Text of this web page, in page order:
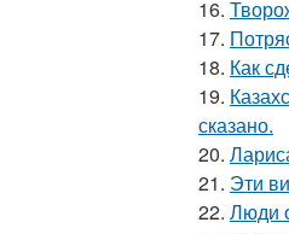
16.
17.
18. Как
19.
сказано.
20.
21. Эти
22. Люди